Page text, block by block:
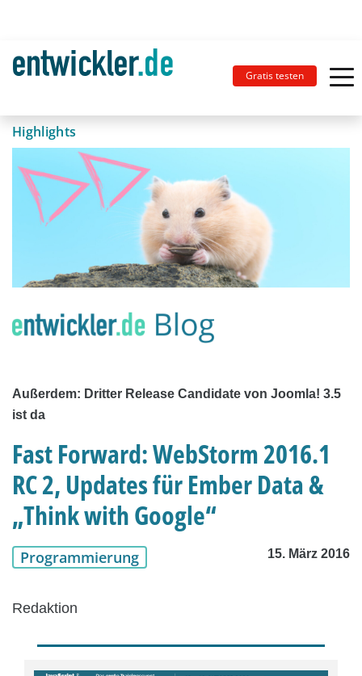
Gratis testen
Highlights
Außerdem: Dritter Release Candidate von Joomla! 3.5
ist da
Fast Forward: WebStorm 2016.1
RC 2, Updates für Ember Data &
„Think with Google“
Programmierung 15. März 2016
Redaktion